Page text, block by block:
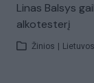
Linas Balsys
alkotesterį
Žinios